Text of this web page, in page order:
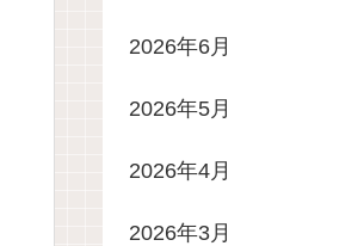
2026年6月
2026年5月
2026年4月
2026年3月